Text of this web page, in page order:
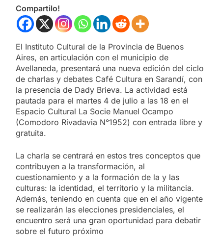
Compartilo!
El Instituto Cultural de la Provincia de Buenos
Aires, en articulación con el municipio de
Avellaneda, presentará una nueva edición del ciclo
de charlas y debates Café Cultura en Sarandí, con
la presencia de Dady Brieva. La actividad está
pautada para el martes 4 de julio a las 18 en el
Espacio Cultural La Socie Manuel Ocampo
(Comodoro Rivadavia N°1952) con entrada libre y
gratuita.
La charla se centrará en estos tres conceptos que
contribuyen a la transformación, al
cuestionamiento y a la formación de la y las
culturas: la identidad, el territorio y la militancia.
Además, teniendo en cuenta que en el año vigente
se realizarán las elecciones presidenciales, el
encuentro será una gran oportunidad para debatir
sobre el futuro próximo